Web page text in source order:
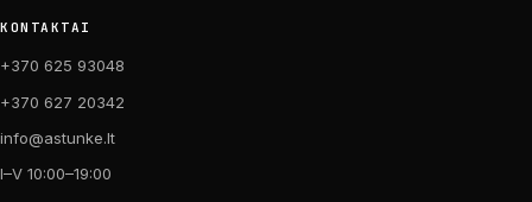
KONTAKTAI
+370 625 93048
+370 627 20342
info@astunke.lt
I–V 10:00–19:00